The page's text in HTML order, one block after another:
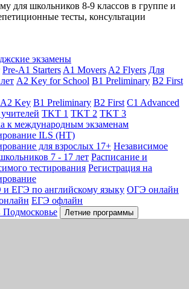
для школьников 8-9 классов в группе и
тесты, консультации
экзамены
Pre-A1 Starters A1 Movers A2 Flyers Для
A2 Key for School B1 Preliminary B2 First
A2 Key B1 Preliminary B2 First C1 Advanced
TKT 1 TKT 2 TKT 3
к международным экзаменам
ILS (НТ)
для взрослых 17+ Независимое
7 - 17 лет Расписание и
тестирования Регистрация на
ЕГЭ по английскому языку ОГЭ онлайн
ЕГЭ офлайн
Подмосковье
Летние программы